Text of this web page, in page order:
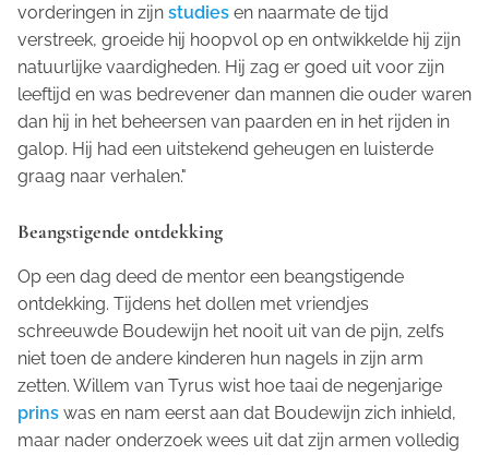
vorderingen in zijn studies en naarmate de tijd
verstreek, groeide hij hoopvol op en ontwikkelde hij zijn
natuurlijke vaardigheden. Hij zag er goed uit voor zijn
leeftijd en was bedrevener dan mannen die ouder waren
dan hij in het beheersen van paarden en in het rijden in
galop. Hij had een uitstekend geheugen en luisterde
graag naar verhalen."
Beangstigende ontdekking
Op een dag deed de mentor een beangstigende
ontdekking. Tijdens het dollen met vriendjes
schreeuwde Boudewijn het nooit uit van de pijn, zelfs
niet toen de andere kinderen hun nagels in zijn arm
zetten. Willem van Tyrus wist hoe taai de negenjarige
prins was en nam eerst aan dat Boudewijn zich inhield,
maar nader onderzoek wees uit dat zijn armen volledig